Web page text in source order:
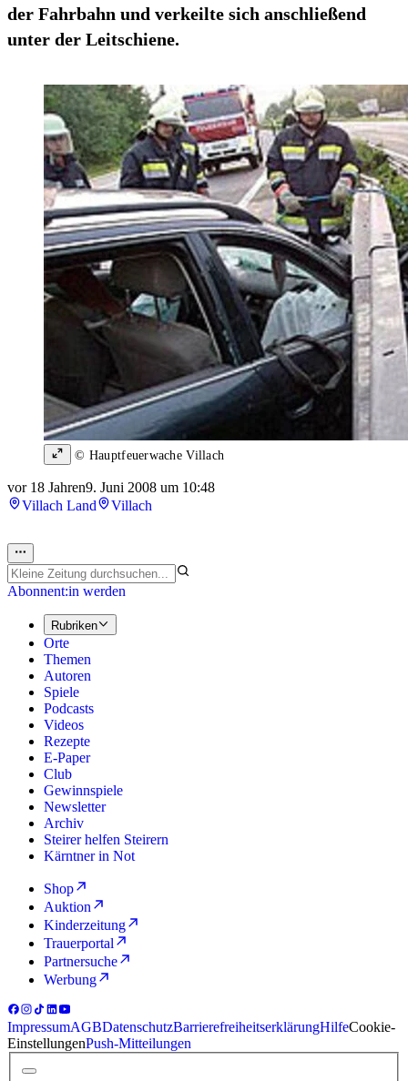
der Fahrbahn und verkeilte sich anschließend
unter der Leitschiene.
© Hauptfeuerwache Villach
vor 18 Jahren9. Juni 2008 um 10:48
Villach Land
Villach
Abonnent:in werden
Rubriken
Orte
Themen
Autoren
Spiele
Podcasts
Videos
Rezepte
E-Paper
Club
Gewinnspiele
Newsletter
Archiv
Steirer helfen Steirern
Kärntner in Not
Shop
Auktion
Kinderzeitung
Trauerportal
Partnersuche
Werbung
ImpressumAGBDatenschutzBarrierefreiheitserklärungHilfeCookie-
EinstellungenPush-Mitteilungen